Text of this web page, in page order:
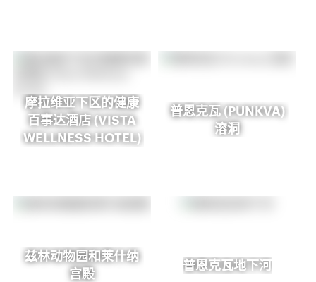
摩拉维亚下区的健康
百事达酒店 (VISTA
WELLNESS HOTEL)
普恩克瓦 (PUNKVA)
溶洞
兹林动物园和莱什纳
宫殿
普恩克瓦地下河